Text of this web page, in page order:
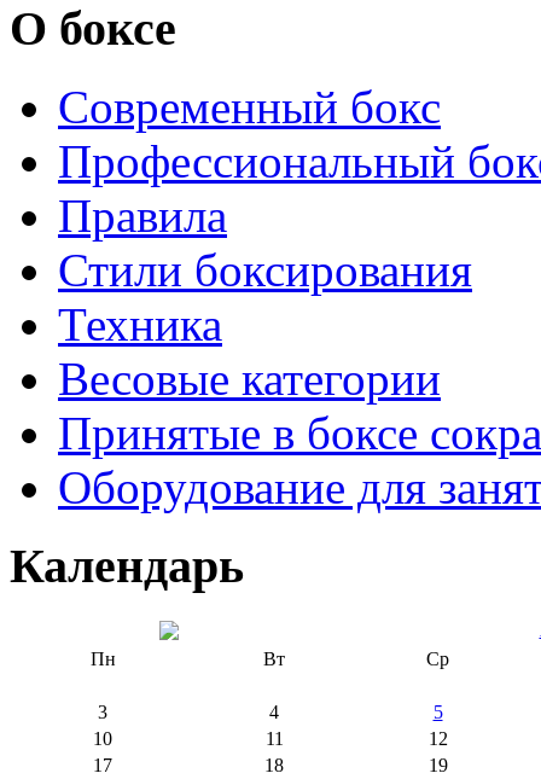
О боксе
Современный бокс
Профессиональный
Правила
Стили боксирования
Техника
Весовые категории
Принятые в боксе
Оборудование для
Календарь
Пн
Вт Ср
3 4
5
10
11
12
17
18
19